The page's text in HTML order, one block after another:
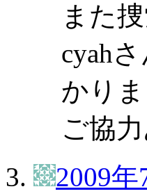
また
cyah
かりま
ご協
2009